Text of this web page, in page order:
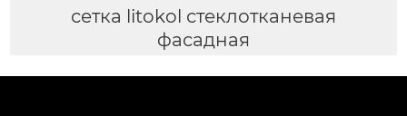
сетка litokol стеклотканевая
фасадная